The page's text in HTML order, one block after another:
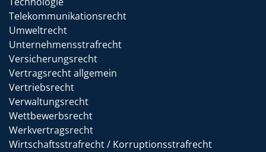
Telekommunikationsrecht
Umweltrecht
Unternehmensstrafrecht
Versicherungsrecht
Vertragsrecht allgemein
Vertriebsrecht
Verwaltungsrecht
Wettbewerbsrecht
Werkvertragsrecht
Wirtschaftsstrafrecht / Korruptionsstrafrecht